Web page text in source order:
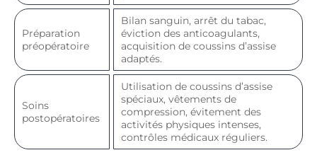
Préparation
préopératoire
Bilan sanguin, arrêt du tabac,
éviction des anticoagulants,
acquisition de coussins d’assise
adaptés.
Soins
postopératoires
Utilisation de coussins d’assise
spéciaux, vêtements de
compression, évitement des
activités physiques intenses,
contrôles médicaux réguliers.